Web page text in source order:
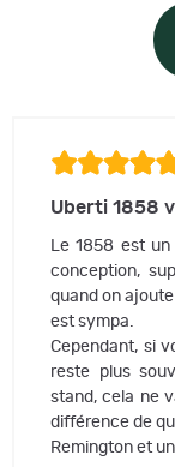
Uberti 1858
Le 1858 est
conception,
quand on
est sympa.
Cependant, si
reste plus
stand, cela ne
différence de
Remington et